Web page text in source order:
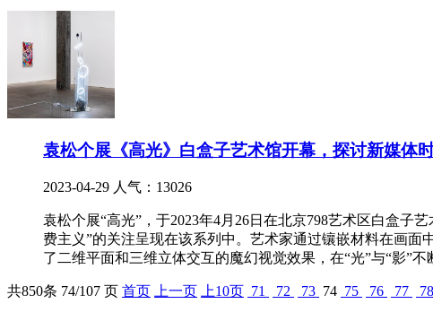
袁松个展《高光》白盒子艺术馆开幕，探讨新媒体
2023-04-29 人气：13026
袁松个展“高光”，于2023年4月26日在北京798艺术区白盒
费主义”的关注呈现在该系列中。艺术家通过镶嵌材料在画
了二维平面和三维立体交互的魔幻视觉效果，在“光”与“影”
共850条 74/107 页 首页 上一页 上10页 71 72 73 74 75 76 77 78